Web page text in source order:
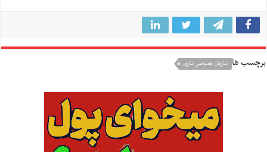
برچسب ها سازمان خصوصی سازی